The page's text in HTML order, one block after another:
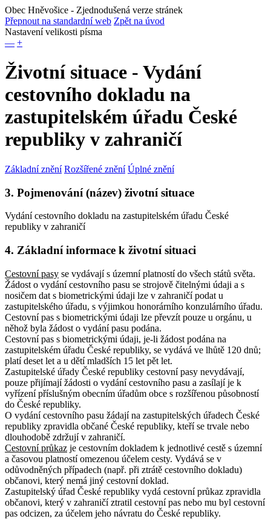
Obec Hněvošice - Zjednodušená verze stránek
Přepnout na standardní web Zpět na úvod
Nastavení velikosti písma
— +
Životní situace - Vydání
cestovního dokladu na
zastupitelském úřadu České
republiky v zahraničí
Základní znění Rozšířené znění Úplné znění
3. Pojmenování (název) životní situace
Vydání cestovního dokladu na zastupitelském úřadu České
republiky v zahraničí
4. Základní informace k životní situaci
Cestovní pasy se vydávají s územní platností do všech států světa.
Žádost o vydání cestovního pasu se strojově čitelnými údaji a s
nosičem dat s biometrickými údaji lze v zahraničí podat u
zastupitelského úřadu, s výjimkou honorárního konzulárního úřadu.
Cestovní pas s biometrickými údaji lze převzít pouze u orgánu, u
něhož byla žádost o vydání pasu podána.
Cestovní pas s biometrickými údaji, je-li žádost podána na
zastupitelském úřadu České republiky, se vydává ve lhůtě 120 dnů;
platí deset let a u dětí mladších 15 let pět let.
Zastupitelské úřady České republiky cestovní pasy nevydávají,
pouze přijímají žádosti o vydání cestovního pasu a zasílají je k
vyřízení příslušným obecním úřadům obce s rozšířenou působností
do České republiky.
O vydání cestovního pasu žádají na zastupitelských úřadech České
republiky zpravidla občané České republiky, kteří se trvale nebo
dlouhodobě zdržují v zahraničí.
Cestovní průkaz je cestovním dokladem k jednotlivé cestě s územní
a časovou platností omezenou účelem cesty. Vydává se v
odůvodněných případech (např. při ztrátě cestovního dokladu)
občanovi, který nemá jiný cestovní doklad.
Zastupitelský úřad České republiky vydá cestovní průkaz zpravidla
občanovi, který v zahraničí ztratil cestovní pas nebo mu byl cestovní
pas odcizen, za účelem jeho návratu do České republiky.